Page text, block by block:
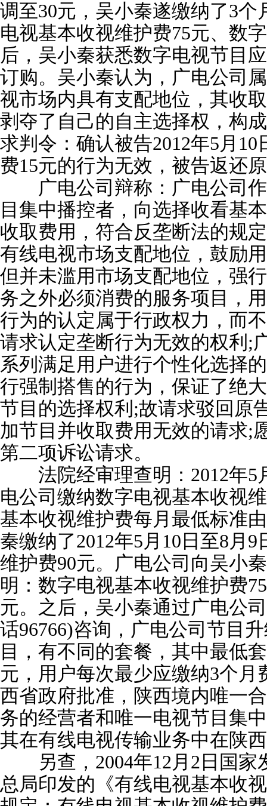
调至30元，吴小秦遂缴纳了3个
电视基本收视维护费75元、数
后，吴小秦获悉数字电视节目
订购。吴小秦认为，广电公司
视市场内具有支配地位，其收
剥夺了自己的自主选择权，构
求判令：确认被告2012年5月
费15元的行为无效，被告返还
广电公司辩称：广电公司作
目集中播控者，向选择收看基
收取费用，符合反垄断法的规
有线电视市场支配地位，鼓励
但并未滥用市场支配地位，强
务之外必须消费的服务项目，
行为的认定属于行政权力，而
请求认定垄断行为无效的权利;
系列满足用户进行个性化选择
行强制搭售的行为，保证了绝
节目的选择权利;故请求驳回原
加节目并收取费用无效的请求;
第二项诉讼请求。
法院经审理查明：2012年5
电公司缴纳数字电视基本收视
基本收视维护费每月最低标准
秦缴纳了2012年5月10日至8月
维护费90元。广电公司向吴小
明：数字电视基本收视维护费
元。之后，吴小秦通过广电公
话96766)咨询，广电公司节目
目，有不同的套餐，其中最低
元，用户每次最少应缴纳3个月
西省政府批准，陕西境内唯一
务的经营者和唯一电视节目集
其在有线电视传输业务中在陕
另查，2004年12月2日国家
总局印发的《有线电视基本收